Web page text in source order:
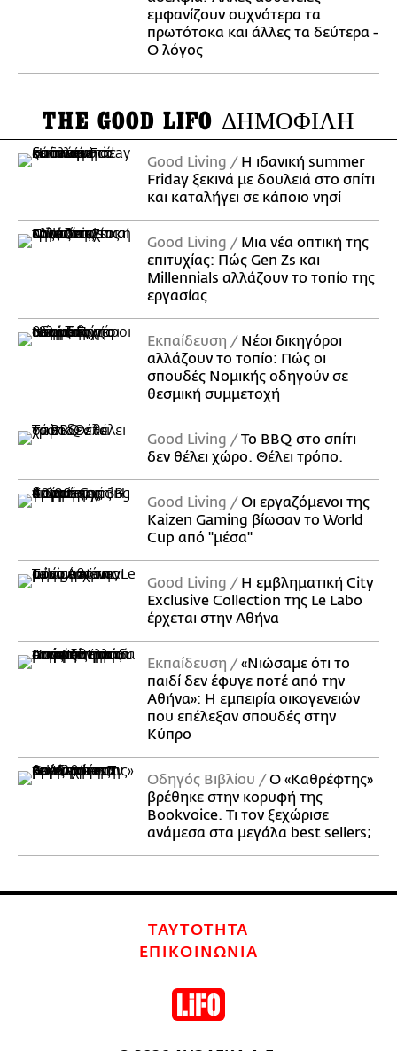
εμφανίζουν συχνότερα τα
πρωτότοκα και άλλες τα δεύτερα -
Ο λόγος
THE GOOD LIFO ΔΗΜΟΦΙΛΗ
Good Living
Η ιδανική summer
Friday ξεκινά με δουλειά στο σπίτι
και καταλήγει σε κάποιο νησί
Good Living
Μια νέα οπτική της
επιτυχίας: Πώς Gen Zs και
Millennials αλλάζουν το τοπίο της
εργασίας
Εκπαίδευση
Νέοι δικηγόροι
αλλάζουν το τοπίο: Πώς οι
σπουδές Νομικής οδηγούν σε
θεσμική συμμετοχή
Good Living
Το BBQ στο σπίτι
δεν θέλει χώρο. Θέλει τρόπο.
Good Living
Οι εργαζόμενοι της
Kaizen Gaming βίωσαν το World
Cup από "μέσα"
Good Living
Η εμβληματική City
Exclusive Collection της Le Labo
έρχεται στην Αθήνα
Εκπαίδευση
«Νιώσαμε ότι το
παιδί δεν έφυγε ποτέ από την
Αθήνα»: Η εμπειρία οικογενειών
που επέλεξαν σπουδές στην
Κύπρο
Οδηγός Βιβλίου
Ο «Καθρέφτης»
βρέθηκε στην κορυφή της
Bookvoice. Τι τον ξεχώρισε
ανάμεσα στα μεγάλα best sellers;
ΤΑΥΤΟΤΗΤΑ
ΕΠΙΚΟΙΝΩΝΙΑ